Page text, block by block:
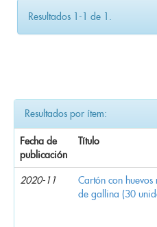
Resultados 1-1 de 1.
Resultados por ítem:
Fecha de
publicación
Título
2020-11
Cartón con huevos
de gallina (30